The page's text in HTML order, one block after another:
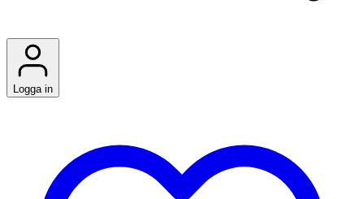
Logga in